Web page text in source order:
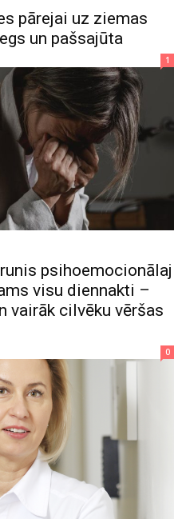
pārejai uz ziemas
un pašsajūta
1
psihoemocionālaj
visu diennakti –
vairāk cilvēku vēršas
0